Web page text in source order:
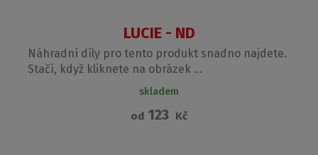
LUCIE - ND
Náhradní díly pro tento produkt snadno najdete.
Stačí, když kliknete na obrázek ...
skladem
od 123 Kč